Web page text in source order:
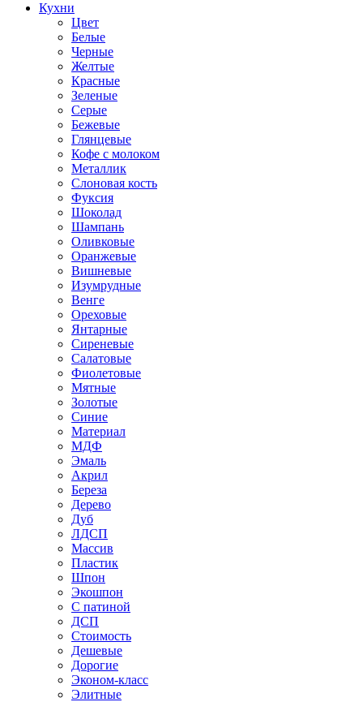
Кухни
Цвет
Белые
Черные
Желтые
Красные
Зеленые
Серые
Бежевые
Глянцевые
Кофе с молоком
Металлик
Слоновая кость
Фуксия
Шоколад
Шампань
Оливковые
Оранжевые
Вишневые
Изумрудные
Венге
Ореховые
Янтарные
Сиреневые
Салатовые
Фиолетовые
Мятные
Золотые
Синие
Материал
МДФ
Эмаль
Акрил
Береза
Дерево
Дуб
ЛДСП
Массив
Пластик
Шпон
Экошпон
С патиной
ДСП
Стоимость
Дешевые
Дорогие
Эконом-класс
Элитные